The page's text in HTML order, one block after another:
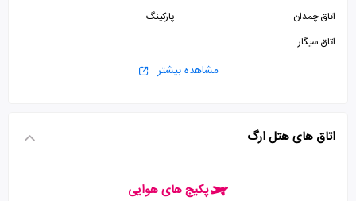
اتاق چمدان
پارکینگ
اتاق سیگار
مشاهده بیشتر
اتاق های هتل ارگ
پکیج های هوایی